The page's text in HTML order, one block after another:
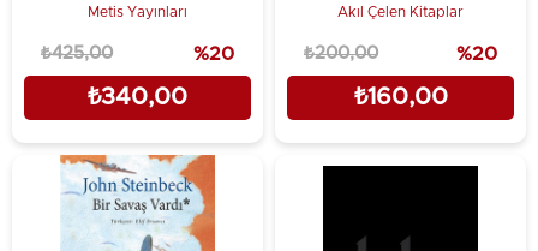
Metis Yayınları
₺340,00
₺425,00 %20
Akıl Çelen Kitaplar
₺160,00
₺200,00 %20